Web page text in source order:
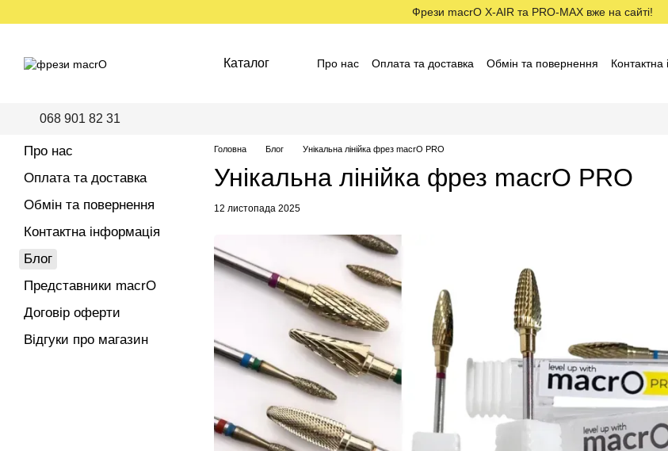
Фрези macrO X-AIR та PRO-MAX вже на сайті!
Каталог Про нас Оплата та доставка Обмін та повернення Контактна
068 901 82 31
Головна Блог Унікальна лінійка фрез macrO PRO
Унікальна лінійка фрез macrO PRO
12 листопада 2025
Про нас
Оплата та доставка
Обмін та повернення
Контактна інформація
Блог
Представники macrO
Договір оферти
Відгуки про магазин